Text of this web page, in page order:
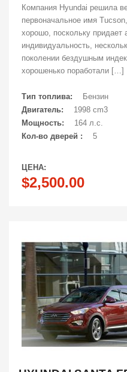
Компания Hyundai решила
первоначальное имя
хорошо, поскольку придает
индивидуальность,
поколении бездушным
хорошенько поработали […]
Тип топлива:
Бензин
Двигатель:
1998 cm3
Мощность:
164 л.с.
Кол-во дверей :
5
ЦЕНА:
$2,500.00